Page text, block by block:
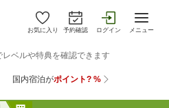
お気に入り 予約確認 ログイン メニュー